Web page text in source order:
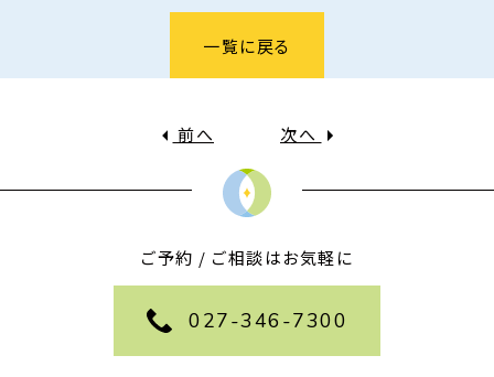
一覧に戻る
前へ 次へ
ご予約 / ご相談はお気軽に
027-346-7300